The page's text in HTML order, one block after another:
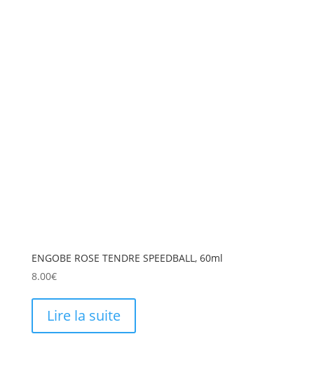
ENGOBE ROSE TENDRE SPEEDBALL, 60ml
8.00€
Lire la suite